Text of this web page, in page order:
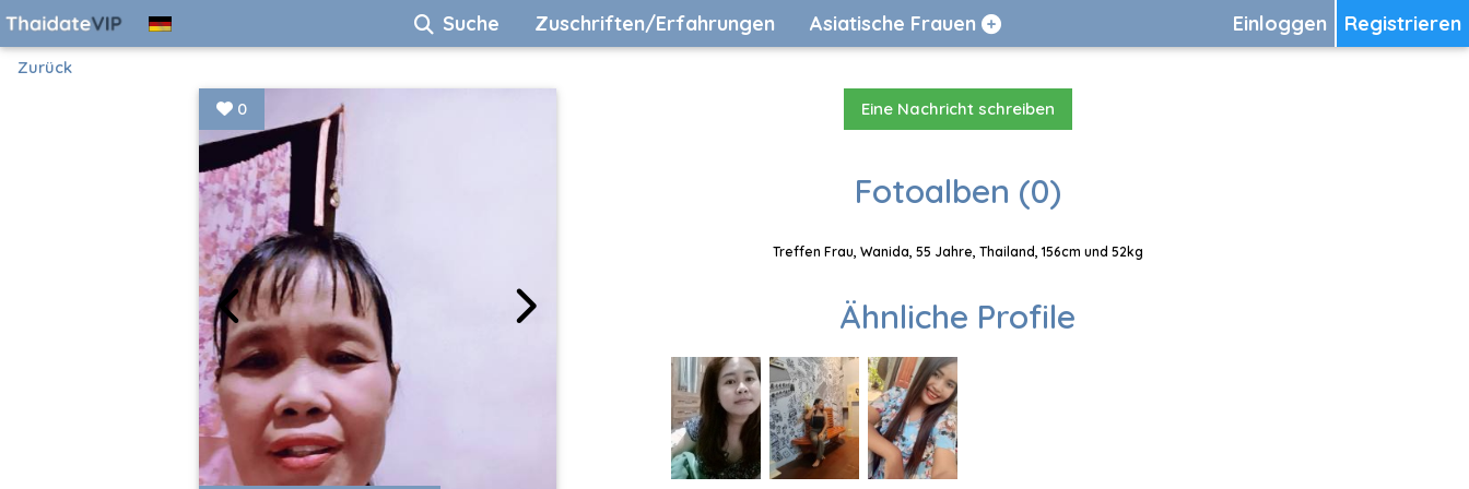
Registrieren
Einloggen
Suche Zuschriften/Erfahrungen Asiatische Frauen
Zurück
0 Eine Nachricht schreiben
Fotoalben (0)
Treffen Frau, Wanida, 55 Jahre, Thailand, 156cm und 52kg
Ähnliche Profile